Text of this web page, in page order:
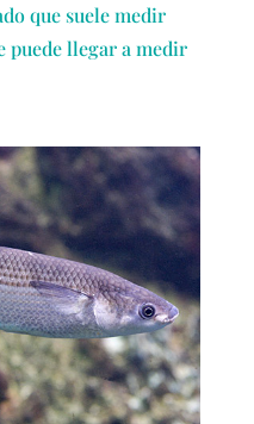
que suele medir
puede llegar a medir